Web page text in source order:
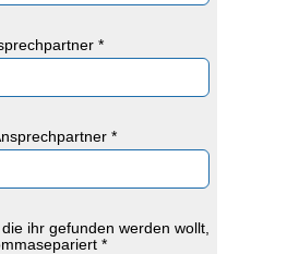
*
*
ihr gefunden werden wollt,
*